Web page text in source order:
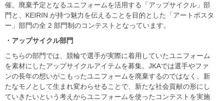
催。廃棄予定となるユニフォームを活用する「アップサイクル」部
門と、KEIRIN が持つ魅力を伝えることを目的とした「アートポスタ
ー」部門の全 2 部門制のコンテストとなっています。
・アップサイクル部門
こちらの部門では、競輪で選手が実際に着用していたユニフォーム
を素材にしたアップサイクルアイテムを募集。JKAでは選手やファ
ンの長年の想いがこもったユニフォームを廃棄するのではなく、新
たなモノとして生まれ変わらせることで、新たな社会貢献の形にし
ていきたいという考えからユニフォームを使ったコンテストを実施